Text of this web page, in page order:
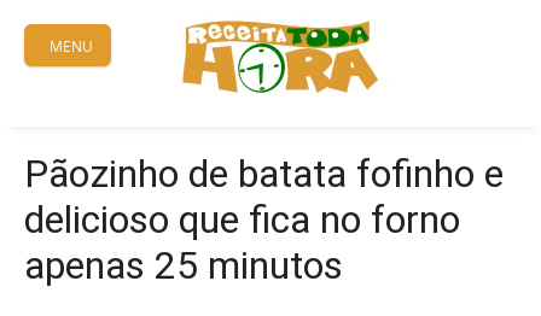
content
MENU
Pãozinho de batata fofinho e
delicioso que fica no forno
apenas 25 minutos